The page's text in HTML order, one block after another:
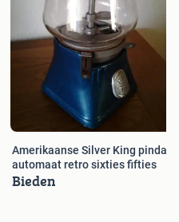
Amerikaanse Silver King pinda
automaat retro sixties fifties
Bieden